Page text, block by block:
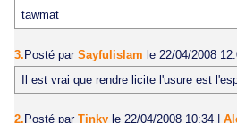
tawmat
3. Posté par Sayfulislam le 22/04/2008
Il est vrai que rendre licite l'usure est
2. Posté par Tinky le 22/04/2008 10:34